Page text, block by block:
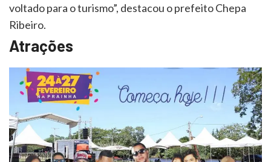
voltado para o turismo”, destacou o prefeito Chepa
Ribeiro.
Atrações